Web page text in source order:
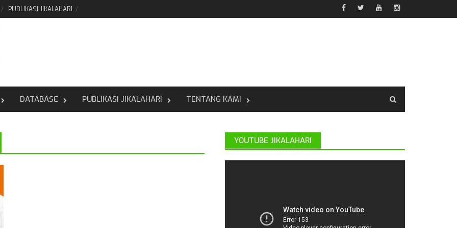
PUBLIKASI JIKALAHARI
DATABASE PUBLIKASI JIKALAHARI TENTANG KAMI
YOUTUBE JIKALAHARI